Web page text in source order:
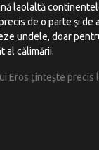
laolaltă
de o parte și
undele, doar
al călimării.
Eros țintește precis